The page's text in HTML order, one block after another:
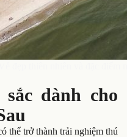
dành cho
thể trở thành trải nghiệm thú